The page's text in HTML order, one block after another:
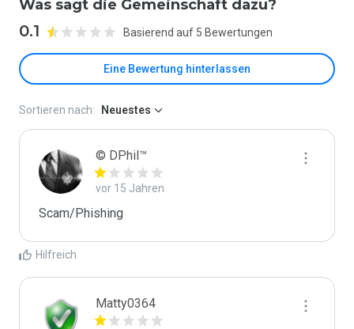
Was sagt die Gemeinschaft dazu?
0.1 Basierend auf 5 Bewertungen
Eine Bewertung hinterlassen
Sortieren nach: Neuestes
© DPhil™
vor 15 Jahren
Scam/Phishing
Hilfreich
Matty0364